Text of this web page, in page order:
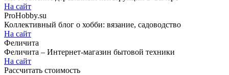
На сайт
ProHobby.su
Коллективный блог о хобби: вязание, садоводство
На сайт
Феличита
Феличита – Интернет-магазин бытовой техники
На сайт
Рассчитать стоимость